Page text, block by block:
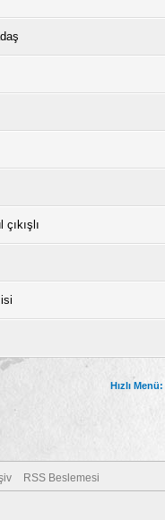
Hızlı Menü:
RSS Beslemesi